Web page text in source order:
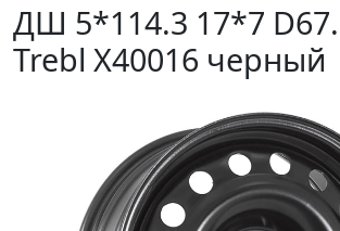
ДШ 5*114.3 17*7
Trebl X40016 черный